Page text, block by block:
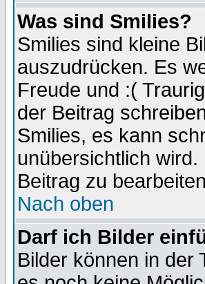
Was sind Smilies?
Smilies sind kleine
auszudrücken. Es
Freude und :(
der Beitrag
Smilies, es kann
unübersichtlich
Beitrag zu
Nach oben
Darf ich Bilder
Bilder können in der